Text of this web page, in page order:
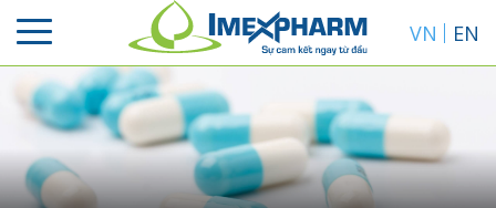
VN EN
Sắp xếp